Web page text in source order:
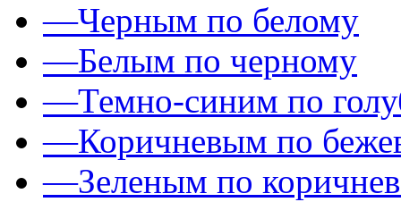
—Черным по белому
—Белым по черному
—Темно-синим по
—Коричневым по
—Зеленым по